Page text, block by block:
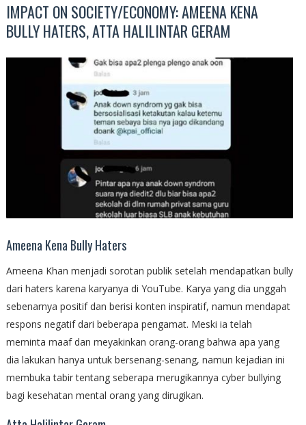
IMPACT ON SOCIETY/ECONOMY: AMEENA KENA
BULLY HATERS, ATTA HALILINTAR GERAM
Ameena Kena Bully Haters
Ameena Khan menjadi sorotan publik setelah mendapatkan bully
dari haters karena karyanya di YouTube. Karya yang dia unggah
sebenarnya positif dan berisi konten inspiratif, namun mendapat
respons negatif dari beberapa pengamat. Meski ia telah
meminta maaf dan meyakinkan orang-orang bahwa apa yang
dia lakukan hanya untuk bersenang-senang, namun kejadian ini
membuka tabir tentang seberapa merugikannya cyber bullying
bagi kesehatan mental orang yang dirugikan.